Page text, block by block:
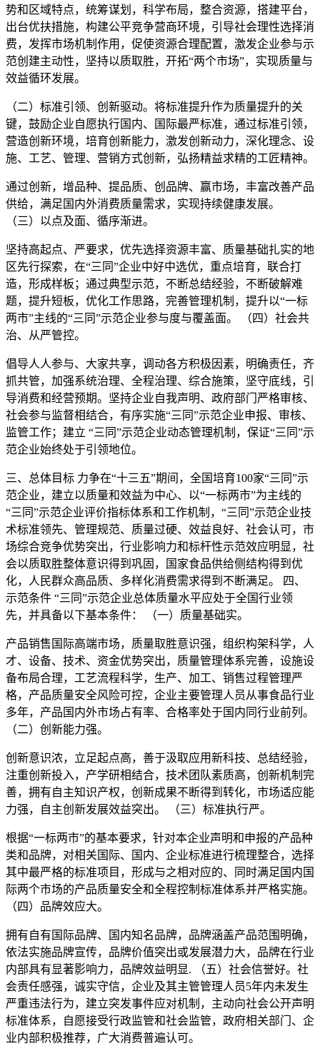
势和区域特点，统筹谋划，科学布局，整合资源，搭建平台，
出台优扶措施，构建公平竞争营商环境，引导社会理性选择消
费，发挥市场机制作用，促使资源合理配置，激发企业参与示
范创建主动性，坚持以质取胜，开拓“两个市场”，实现质量与
效益循环发展。
（二）标准引领、创新驱动。将标准提升作为质量提升的关
键，鼓励企业自愿执行国内、国际最严标准，通过标准引领，
营造创新环境，培育创新能力，激发创新动力，深化理念、设
施、工艺、管理、营销方式创新，弘扬精益求精的工匠精神。
通过创新，增品种、提品质、创品牌、赢市场，丰富改善产品
供给，满足国内外消费质量需求，实现持续健康发展。
（三）以点及面、循序渐进。
坚持高起点、严要求，优先选择资源丰富、质量基础扎实的地
区先行探索，在“三同”企业中好中选优，重点培育，联合打
造，形成样板；通过典型示范，不断总结经验，不断破解难
题，提升短板，优化工作思路，完善管理机制，提升以“一标
两市”主线的“三同”示范企业参与度与覆盖面。 （四）社会共
治、从严管控。
倡导人人参与、大家共享，调动各方积极因素，明确责任，齐
抓共管，加强系统治理、全程治理、综合施策，坚守底线，引
导消费和经营预期。坚持企业自我声明、政府部门严格审核、
社会参与监督相结合，有序实施“三同”示范企业申报、审核、
监管工作；建立 “三同”示范企业动态管理机制，保证“三同”示
范企业始终处于引领地位。
三、总体目标 力争在“十三五”期间，全国培育100家“三同”示
范企业，建立以质量和效益为中心、以“一标两市”为主线的
“三同”示范企业评价指标体系和工作机制，“三同”示范企业技
术标准领先、管理规范、质量过硬、效益良好、社会认可，市
场综合竞争优势突出，行业影响力和标杆性示范效应明显，社
会以质取胜整体意识得到巩固，国家食品供给侧结构得到优
化，人民群众高品质、多样化消费需求得到不断满足。 四、
示范条件 “三同”示范企业总体质量水平应处于全国行业领
先，并具备以下基本条件： （一）质量基础实。
产品销售国际高端市场，质量取胜意识强，组织构架科学，人
才、设备、技术、资金优势突出，质量管理体系完善，设施设
备布局合理，工艺流程科学，生产、加工、销售过程管理严
格，产品质量安全风险可控，企业主要管理人员从事食品行业
多年，产品国内外市场占有率、合格率处于国内同行业前列。
（二）创新能力强。
创新意识浓，立足起点高，善于汲取应用新科技、总结经验，
注重创新投入，产学研相结合，技术团队素质高，创新机制完
善，拥有自主知识产权，创新成果不断得到转化，市场适应能
力强，自主创新发展效益突出。 （三）标准执行严。
根据“一标两市”的基本要求，针对本企业声明和申报的产品种
类和品牌，对相关国际、国内、企业标准进行梳理整合，选择
其中最严格的标准项目，形成与之相对应的、同时满足国内国
际两个市场的产品质量安全和全程控制标准体系并严格实施。
（四）品牌效应大。
拥有自有国际品牌、国内知名品牌，品牌涵盖产品范围明确，
依法实施品牌宣传，品牌价值突出或发展潜力大，品牌在行业
内部具有显著影响力，品牌效益明显. （五）社会信誉好。社
会责任感强，诚实守信，企业及其主管管理人员5年内未发生
严重违法行为，建立突发事件应对机制，主动向社会公开声明
标准体系，自愿接受行政监管和社会监管，政府相关部门、企
业内部积极推荐，广大消费普遍认可。